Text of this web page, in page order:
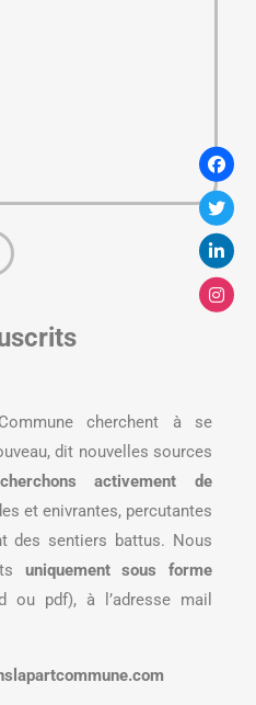
cherchent à se
dit nouvelles sources
activement de
et enivrantes, percutantes
des sentiers battus. Nous
uniquement sous forme
ou pdf), à l’adresse mail